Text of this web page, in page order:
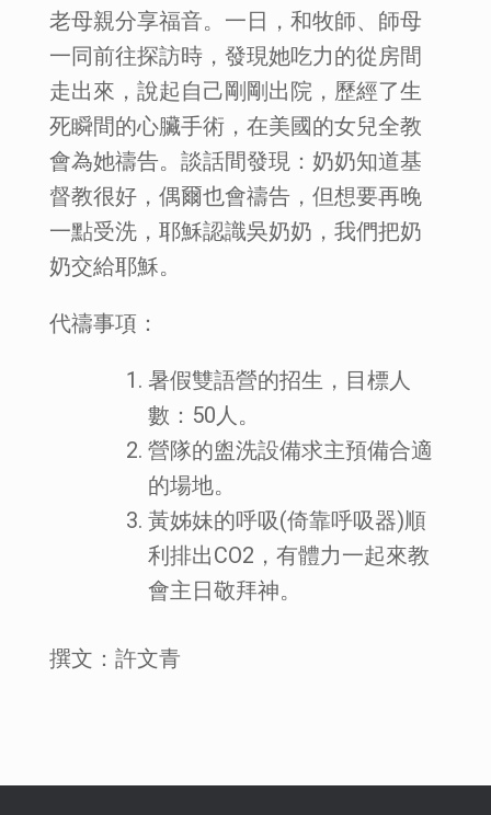
老母親分享福音。一日，和牧師、師母
一同前往探訪時，發現她吃力的從房間
走出來，說起自己剛剛出院，歷經了生
死瞬間的心臟手術，在美國的女兒全教
會為她禱告。談話間發現：奶奶知道基
督教很好，偶爾也會禱告，但想要再晚
一點受洗，耶穌認識吳奶奶，我們把奶
奶交給耶穌。
代禱事項：
暑假雙語營的招生，目標人
數：50人。
營隊的盥洗設備求主預備合適
的場地。
黃姊妹的呼吸(倚靠呼吸器)順
利排出CO2，有體力一起來教
會主日敬拜神。
撰文：許文青